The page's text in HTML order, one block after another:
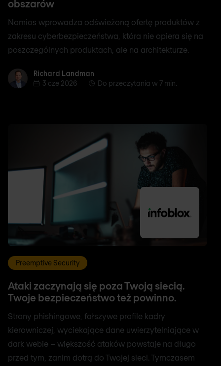
obszarów
Nomios wprowadza odświeżoną ofertę produktów z
zakresu cyberbezpieczeństwa, która nie opiera się na
poszczególnych produktach, ale na architekturze.
Richard Landman
Richard Landman
3 cze 2026
Do przeczytania w 7 min.
Preemptive Security
Ataki zaczynają się poza Twoją siecią.
Twoje bezpieczeństwo też powinno.
Strony phishingowe, fałszywe profile kadry
kierowniczej, wyciekające dane uwierzytelniające w
dark webie – większość ataków powstaje na długo
przed tym, zanim dotrą do Twojej sieci. Tymczasem